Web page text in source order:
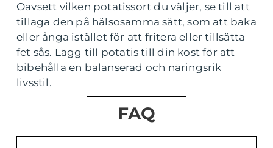
Oavsett vilken potatissort du väljer, se till att
tillaga den på hälsosamma sätt, som att baka
eller ånga istället för att fritera eller tillsätta
fet sås. Lägg till potatis till din kost för att
bibehålla en balanserad och näringsrik
livsstil.
FAQ